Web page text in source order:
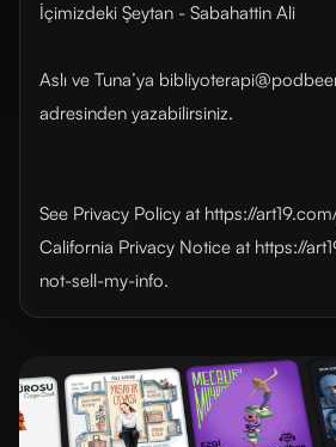
İçimizdeki Şeytan - Sabahattin Ali
Aslı ve Tuna’ya
adresinden yazabilirsiniz.
See Privacy Policy at https://
California Privacy Notice at https://
not-sell-my-info.